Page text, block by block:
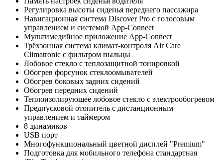
Регулировка высоты сиденья переднего пассажира
Навигационная система Discover Pro с голосовым
управлением и системой App-Connect
Мультимедийное приложение App-Connect
Трёхзонная система климат-контроля Air Care
Climatronic с фильтром пыльцы
Лобовое стекло с теплозащитной тонировкой
Обогрев форсунок стеклоомывателей
Обогрев боковых задних сидений
Обогрев передних сидений
Теплоизолирующее лобовое стекло с электрообогревом
Предпусковой отопитель с дистанционным
управлением и таймером
8 динамиков
USB порт
Многофункциональный цветной дисплей "Premium"
Подготовка для мобильного телефона стандартная